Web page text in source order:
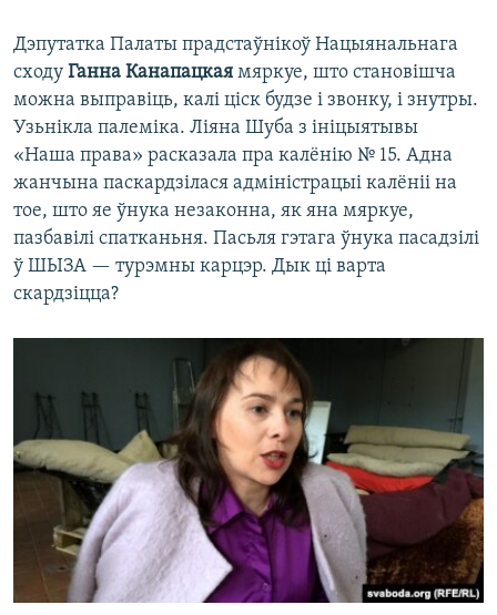
Дэпутатка Палаты прадстаўнікоў Нацыянальнага
сходу Ганна Канапацкая мяркуе, што становішча
можна выправіць, калі ціск будзе і звонку, і знутры.
Узьнікла палеміка. Ліяна Шуба з ініцыятывы
«Наша права» расказала пра калёнію № 15. Адна
жанчына паскардзілася адміністрацыі калёніі на
тое, што яе ўнука незаконна, як яна мяркуе,
пазбавілі спатканьня. Пасьля гэтага ўнука пасадзілі
ў ШЫЗА — турэмны карцэр. Дык ці варта
скардзіцца?